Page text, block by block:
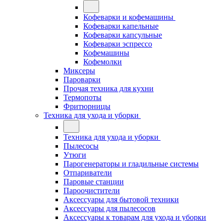
Кофеварки и кофемашины
Кофеварки капельные
Кофеварки капсульные
Кофеварки эспрессо
Кофемашины
Кофемолки
Миксеры
Пароварки
Прочая техника для кухни
Термопоты
Фритюрницы
Техника для ухода и уборки
Техника для ухода и уборки
Пылесосы
Утюги
Парогенераторы и гладильные системы
Отпариватели
Паровые станции
Пароочистители
Аксессуары для бытовой техники
Аксессуары для пылесосов
Аксессуары к товарам для ухода и уборки